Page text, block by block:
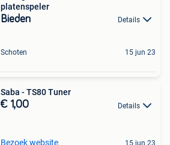
platenspeler
Bieden Details
Schoten 15 jun 23
Saba - TS80 Tuner
€ 1,00 Details
Bezoek website 15 jun 23